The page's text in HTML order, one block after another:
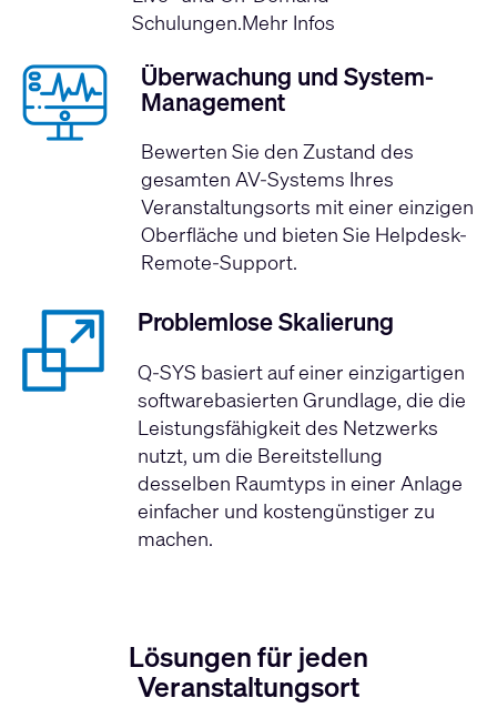
Schulungen.Mehr Infos
Überwachung und System-
Management
Bewerten Sie den Zustand des
gesamten AV-Systems Ihres
Veranstaltungsorts mit einer einzigen
Oberfläche und bieten Sie Helpdesk-
Remote-Support.
Problemlose Skalierung
Q-SYS basiert auf einer einzigartigen
softwarebasierten Grundlage, die die
Leistungsfähigkeit des Netzwerks
nutzt, um die Bereitstellung
desselben Raumtyps in einer Anlage
einfacher und kostengünstiger zu
machen.
Lösungen für jeden
Veranstaltungsort